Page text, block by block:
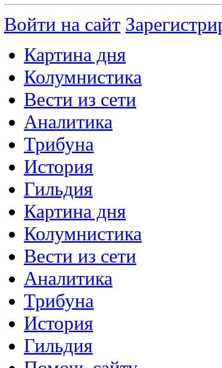
Войти на сайт
Картина дня
Колумнистика
Вести из сети
Аналитика
Трибуна
История
Гильдия
Картина дня
Колумнистика
Вести из сети
Аналитика
Трибуна
История
Гильдия